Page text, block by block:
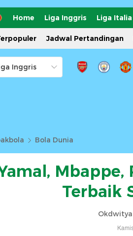
Home Liga Inggris Liga Italia
Jadwal Pertandingan
Bola Dunia
Mbappe,
Terbaik